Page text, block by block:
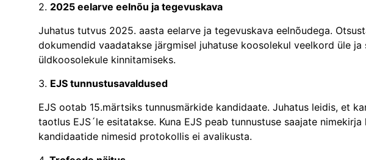
2. 2025 eelarve eelnõu ja tegevuskava
Juhatus tutvus 2025. aasta eelarve ja tegevuskava eelnõudega.
dokumendid vaadatakse järgmisel juhatuse koosolekul veelkord üle ja
üldkoosolekule kinnitamiseks.
3. EJS tunnustusavaldused
EJS ootab 15.märtsiks tunnusmärkide kandidaate. Juhatus leidis, et
taotlus EJS´le esitatakse. Kuna EJS peab tunnustuse saajate
kandidaatide nimesid protokollis ei avalikusta.